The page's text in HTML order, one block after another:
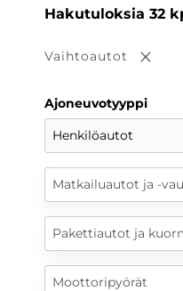
Hakutuloksia 32
Vaihtoautot
Ajoneuvotyyppi
Henkilöautot
Matkailuautot ja -
Pakettiautot ja
Moottoripyörät